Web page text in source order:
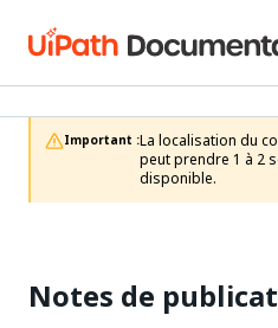
Important :La localisation du
peut prendre 1 à 2
disponible.
Notes de